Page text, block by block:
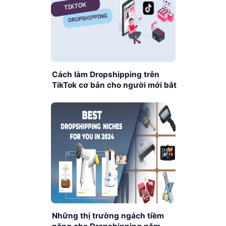
Cách làm Dropshipping trên
TikTok cơ bản cho người mới bắt
Những thị trường ngách tiềm